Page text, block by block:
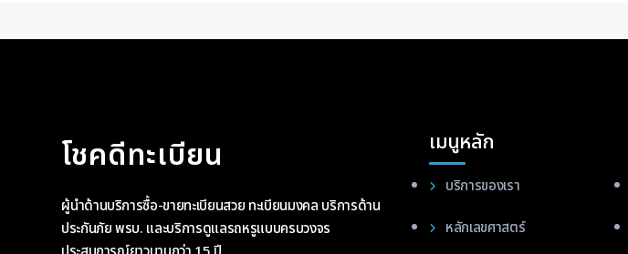
โชคดีทะเบียน
ผู้นำด้านบริการซื้อ-ขายทะเบียนสวย ทะเบียนมงคล บริการด้าน
ประกันภัย พรบ. และบริการดูแลรถหรูแบบครบวงจร
เมนูหลัก
บริการของเรา
หลักเลขศาสตร์